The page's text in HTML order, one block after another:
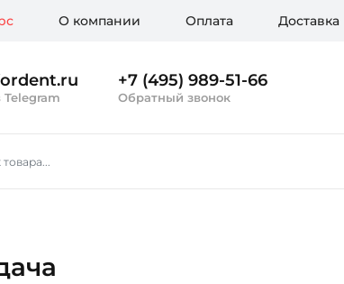
О компании Оплата Доставка
Telegram
+7 (495) 989-51-66
Обратный звонок